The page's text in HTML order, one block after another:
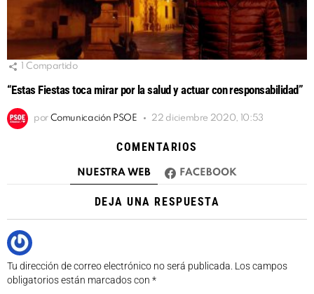
Compartido
“Estas Fiestas toca mirar por la salud y actuar con responsabilidad”
por Comunicación PSOE 22 diciembre 2020, 10:53
COMENTARIOS
NUESTRA WEB FACEBOOK
DEJA UNA RESPUESTA
Tu dirección de correo electrónico no será publicada. Los campos
obligatorios están marcados con *